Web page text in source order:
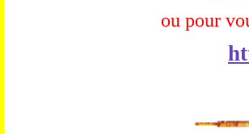
ou pour